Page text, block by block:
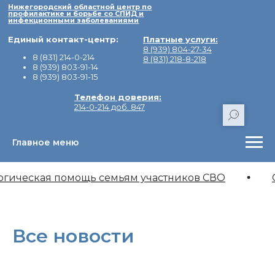
Нижегородский областной центр по
профилактике и борьбе со СПИД и
инфекционными заболеваниями
Единый контакт-центр:
8 (831) 214-0-214
8 (939) 803-91-14
8 (939) 803-91-15
Платные услуги:
8 (939) 804-27-34
8 (831) 218-8-218
Телефон доверия:
214-0-214 доб. 847
Минина, дом 20/3Е.
Главное меню
помощь семьям участников СВО
Все новости